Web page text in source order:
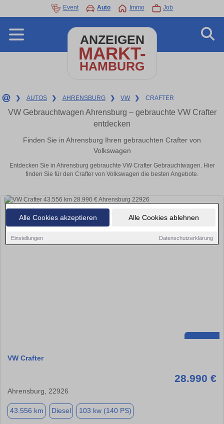
Alle Cookies akzeptieren Alle Cookies ablehnen
Einstellungen Datenschutzerklärung
Event Auto Immo Job
ANZEIGEN
MARKT-
HAMBURG
❯ AUTOS ❯ AHRENSBURG ❯ VW ❯ CRAFTER
VW Gebrauchtwagen Ahrensburg – gebrauchte VW Crafter
entdecken
Finden Sie in Ahrensburg Ihren gebrauchten Crafter von
Volkswagen
Entdecken Sie in Ahrensburg gebrauchte VW Crafter Gebrauchtwagen. Hier
finden Sie für den Crafter von Volkswagen die besten Angebote.
VW Crafter
28.990 €
Ahrensburg, 22926
43.556 km Diesel 103 kw (140 PS)